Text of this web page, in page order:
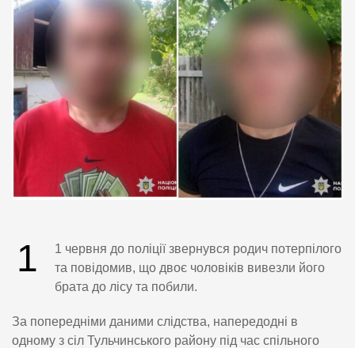
1
1 червня до поліції звернувся родич потерпілого
та повідомив, що двоє чоловіків вивезли його
брата до лісу та побили.
За попередніми даними слідства, напередодні в
одному з сіл Тульчинського району під час спільного